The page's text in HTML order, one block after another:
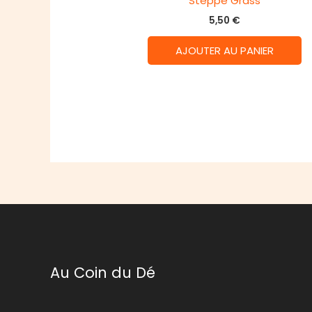
5,50 €
AJOUTER AU PANIER
Au Coin du Dé